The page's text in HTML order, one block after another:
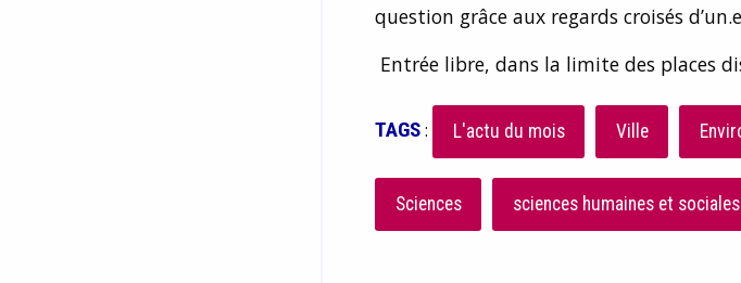
question grâce aux regards croisés
Entrée libre, dans la limite des places
TAGS: L'actu du mois Ville
Sciences sciences humaines et sociales